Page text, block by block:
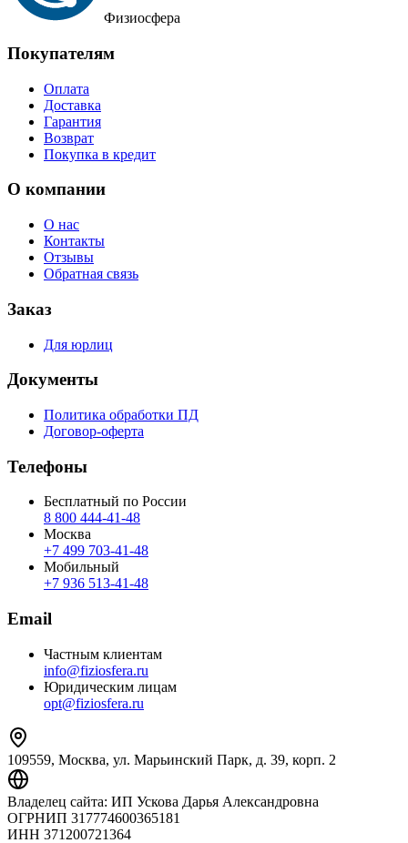
Физиосфера
Покупателям
Оплата
Доставка
Гарантия
Возврат
Покупка в кредит
О компании
О нас
Контакты
Отзывы
Обратная связь
Заказ
Для юрлиц
Документы
Политика обработки ПД
Договор-оферта
Телефоны
Бесплатный по России
8 800 444‑41‑48
Москва
+7 499 703‑41‑48
Мобильный
+7 936 513‑41‑48
Email
Частным клиентам
info@fiziosfera.ru
Юридическим лицам
opt@fiziosfera.ru
109559, Москва, ул. Марьинский Парк, д. 39, корп. 2
Владелец сайта: ИП Ускова Дарья Александровна
ОГРНИП 317774600365181
ИНН 371200721364